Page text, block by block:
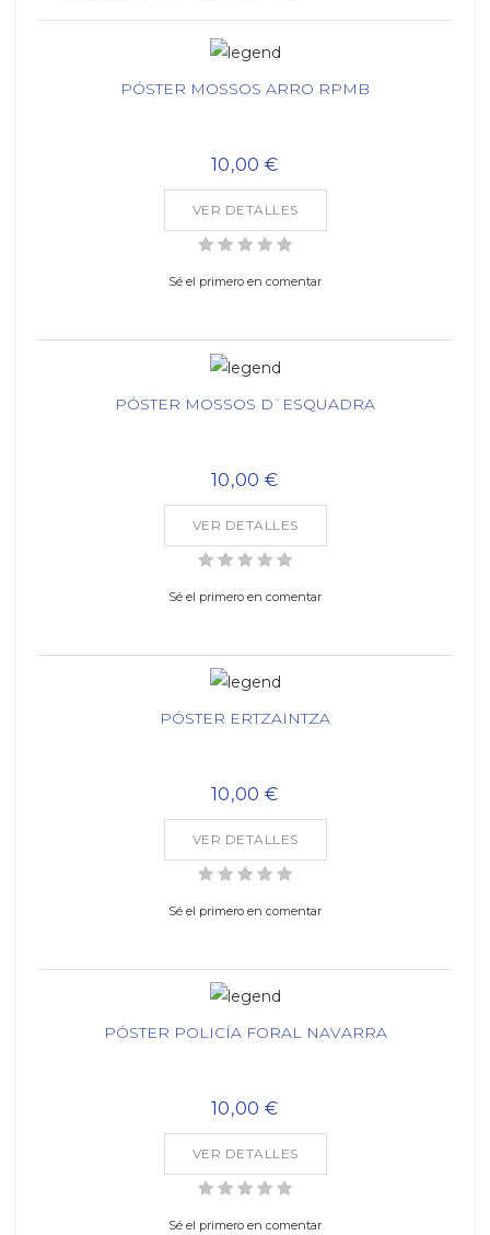
PÓSTER MOSSOS ARRO RPMB
10,00 €
VER DETALLES
Sé el primero en comentar
PÓSTER MOSSOS D`ESQUADRA
10,00 €
VER DETALLES
Sé el primero en comentar
PÓSTER ERTZAINTZA
10,00 €
VER DETALLES
Sé el primero en comentar
PÓSTER POLICÍA FORAL NAVARRA
10,00 €
VER DETALLES
Sé el primero en comentar